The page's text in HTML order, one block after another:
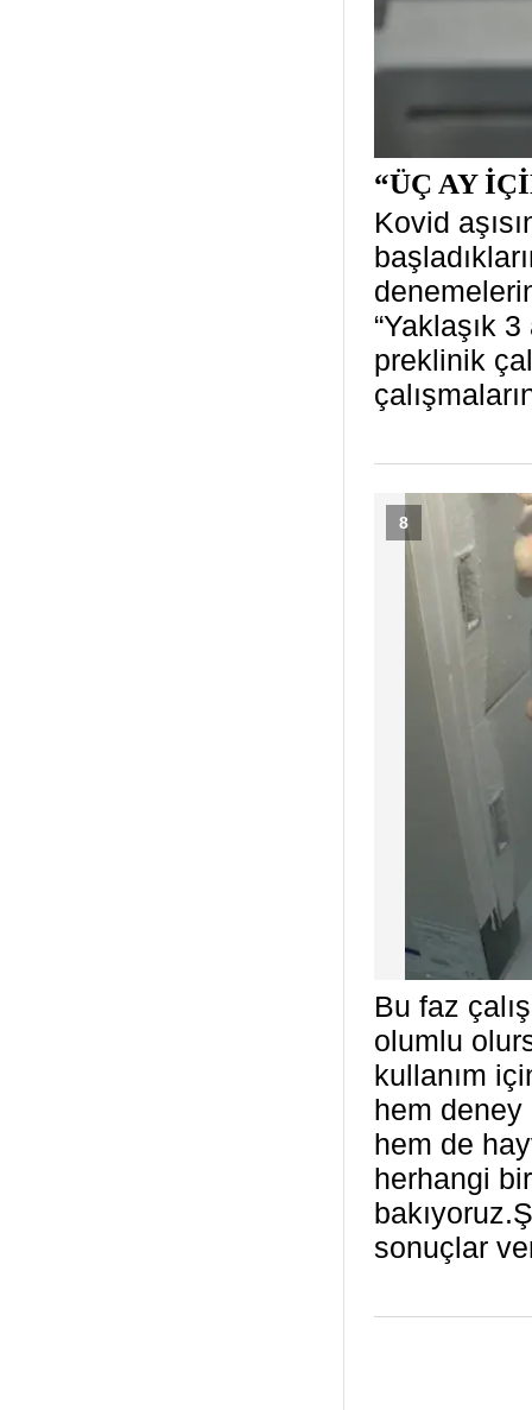
“ÜÇ AY
Kovid
“Yaklaşık
preklinik
8
Bu faz
olumlu
kullanım
hem deney
hem de
herhangi
sonuçlar